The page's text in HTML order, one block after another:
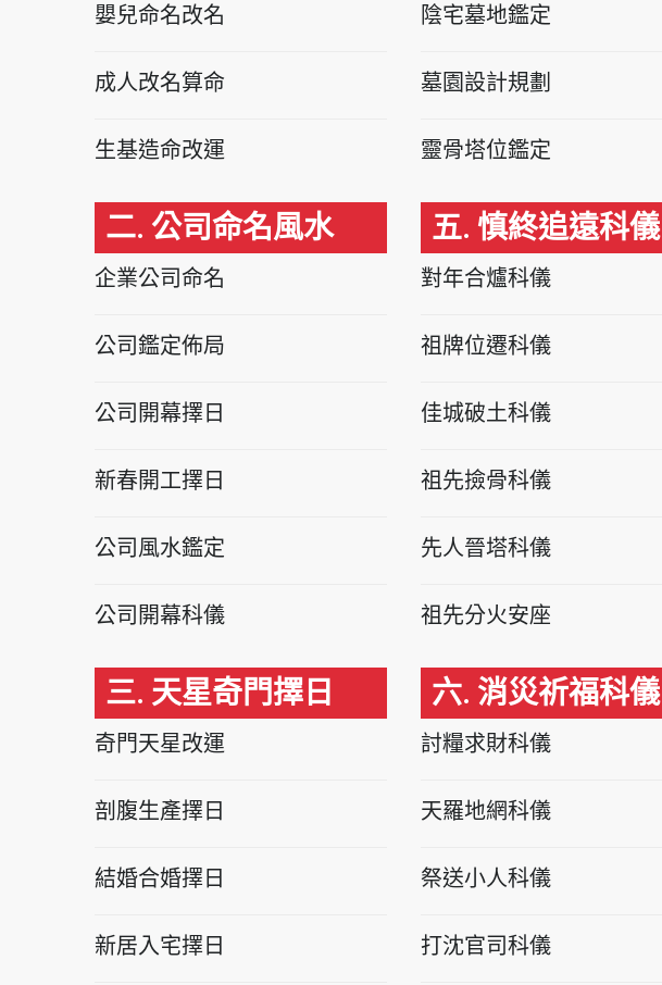
嬰兒命名改名
成人改名算命
生基造命改運
二. 公司命名風水
企業公司命名
公司鑑定佈局
公司開幕擇日
新春開工擇日
公司風水鑑定
公司開幕科儀
三. 天星奇門擇日
奇門天星改運
剖腹生產擇日
結婚合婚擇日
新居入宅擇日
陰宅墓地鑑定
墓園設計規劃
靈骨塔位鑑定
五. 慎終追遠科儀
對年合爐科儀
祖牌位遷科儀
佳城破土科儀
祖先撿骨科儀
先人晉塔科儀
祖先分火安座
六. 消災祈福科儀
討糧求財科儀
天羅地網科儀
祭送小人科儀
打沈官司科儀